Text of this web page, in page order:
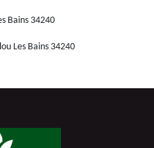
Bains 34240
Les Bains 34240